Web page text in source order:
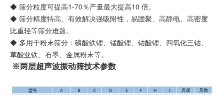
◆ 筛分粒度可提高1-70％产量最大提高10 倍。
◆ 筛分精度特高、有效解决强吸附性，易团聚、高静电、高密度
比重轻等筛分难题。
◆ 多用于粉末筛分：磷酸铁锂、锰酸锂、钴酸锂、四氧化三钴、
草酸亚铁、石墨、金属粉末等。
※两层超声波振动筛技术参数